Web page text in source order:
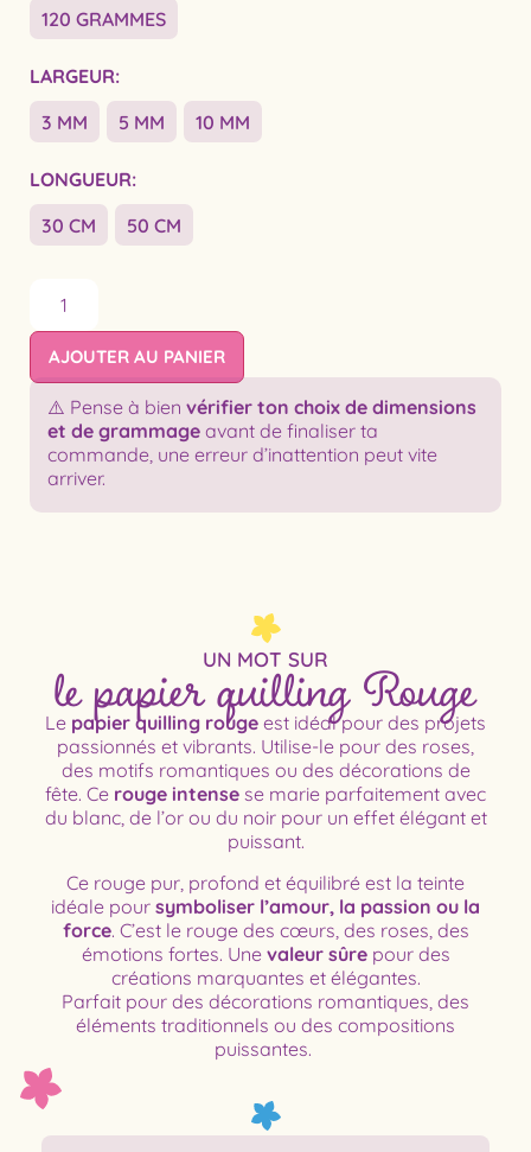
120 GRAMMES
LARGEUR
3 MM
5 MM 10 MM
LONGUEUR
30 CM
50 CM
AJOUTER AU PANIER
⚠️ Pense à bien vérifier ton choix de dimensions
et de grammage avant de finaliser ta
commande, une erreur d’inattention peut vite
arriver.
UN MOT SUR
le papier quilling Rouge
Le papier quilling rouge est idéal pour des projets
passionnés et vibrants. Utilise-le pour des roses,
des motifs romantiques ou des décorations de
fête. Ce rouge intense se marie parfaitement avec
du blanc, de l’or ou du noir pour un effet élégant et
puissant.
Ce rouge pur, profond et équilibré est la teinte
idéale pour symboliser l’amour, la passion ou la
force. C’est le rouge des cœurs, des roses, des
émotions fortes. Une valeur sûrepour des
créations marquantes et élégantes.
Parfait pour des décorations romantiques, des
éléments traditionnels ou des compositions
puissantes.